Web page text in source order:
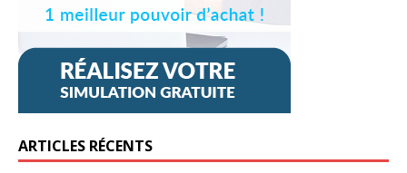
ARTICLES RÉCENTS